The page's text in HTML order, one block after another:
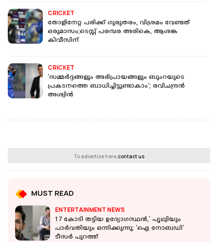
CRICKET
തോളിനേറ്റ പരിക്ക് ഗുരുതരം, വിശ്രമം വേണ്ടത്
ഒരുമാസം;ടെസ്റ്റ് പരമ്പര അരികെ, ആശങ്ക
കിവീസിന്
CRICKET
'സമ്മർദ്ദങ്ങളും അഭിപ്രായങ്ങളും ബുംറയുടെ
പ്രകടനത്തെ ബാധിച്ചിട്ടുണ്ടാകാം'; രവിചന്ദ്രൻ
അശ്വിൻ
To advertise here,contact us
MUST READ
ENTERTAINMENT NEWS
17 കോടി തട്ടിയ ഉദ്യോഗസ്ഥൻ,' പൃഥ്വിയും
പാർവതിയും ഒന്നിക്കുന്നു; 'ഐ നോബഡി'
ടീസർ പുറത്ത്